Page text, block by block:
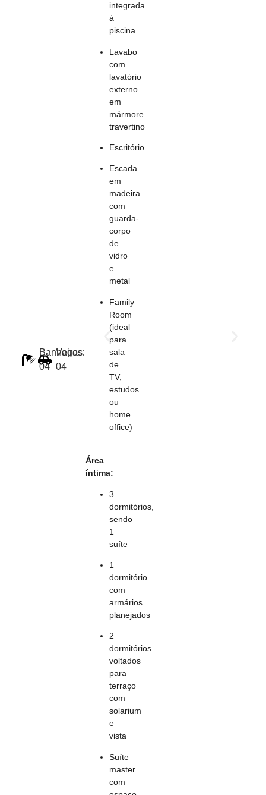
Banheiros:
04
Vagas:
04
integrada
à
piscina
Lavabo
com
lavatório
externo
em
mármore
travertino
Escritório
Escada
em
madeira
com
guarda-
corpo
de
vidro
e
metal
Family
Room
(ideal
para
sala
de
TV,
estudos
ou
home
office)
Área
íntima:
3
dormitórios,
sendo
1
suíte
1
dormitório
com
armários
planejados
2
dormitórios
voltados
para
terraço
com
solarium
e
vista
Suíte
master
com